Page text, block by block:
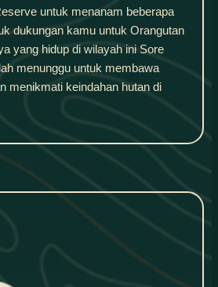
untuk menanam beberapa
dukungan kamu untuk Orangutan
yang hidup di wilayah ini Sore
menunggu untuk membawa
menikmati keindahan hutan di